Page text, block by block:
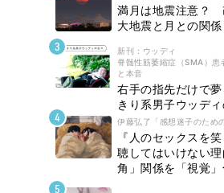
満月は地震注意？
大地震と月との関係
新刊 : ウッディ
脊髄性筋萎縮症（SMA）
と本音
右手の指先だけで
きり系男子ウッディ
伊藤弘了「感想迷子のため
『人のセックスを
聴してはいけない
角」関係を「視覚